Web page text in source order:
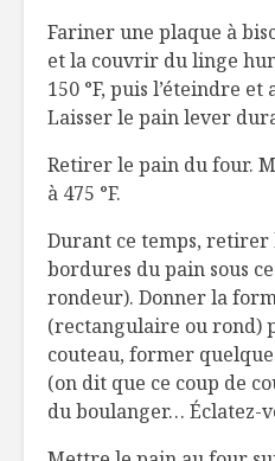
Fariner une plaque à
et la couvrir du linge
150 °F, puis l’éteindre
Laisser le pain lever
Retirer le pain du four.
à 475 °F.
Durant ce temps,
bordures du pain sous
rondeur). Donner la
(rectangulaire ou rond)
couteau, former
(on dit que ce coup de
du boulanger… Éclatez-